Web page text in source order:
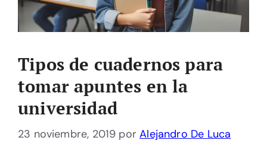
Tipos de cuadernos para
tomar apuntes en la
universidad
23 noviembre, 2019 porAlejandro De Luca